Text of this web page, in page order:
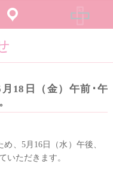
18日（金）午前･午
、5月16日（水）午後、
いただきます。